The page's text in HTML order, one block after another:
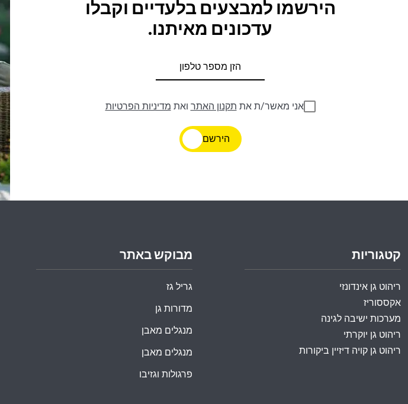
הירשמו למבצעים בלעדיים וקבלו
עדכונים מאיתנו.
אני מאשר/ת את תקנון האתר ואת מדיניות הפרטיות
הירשם
מבוקש באתר
גריל גז
מדורות גן
מנגלים מאבן
מנגלים מאבן
פרגולות וגזיבו
קטגוריות
ריהוט גן אינדונזי
אקססוריז
מערכות ישיבה לגינה
ריהוט גן יוקרתי
ריהוט גן קויה דיזיין ביקורות